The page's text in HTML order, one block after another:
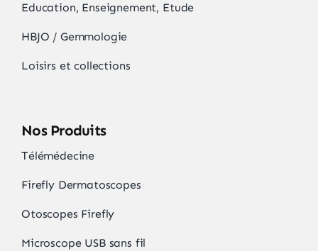
Education, Enseignement, Etude
HBJO / Gemmologie
Loisirs et collections
Nos Produits
Télémédecine
Firefly Dermatoscopes
Otoscopes Firefly
Microscope USB sans fil